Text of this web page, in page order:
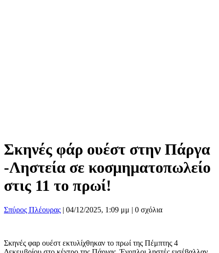
Σκηνές φάρ ουέστ στην Πάργα
-Ληστεία σε κοσμηματοπωλείο
στις 11 το πρωί!
Σπύρος Πλέουρας | 04/12/2025, 1:09 μμ | 0 σχόλια
Σκηνές φαρ ουέστ εκτυλίχθηκαν το πρωί της Πέμπτης 4